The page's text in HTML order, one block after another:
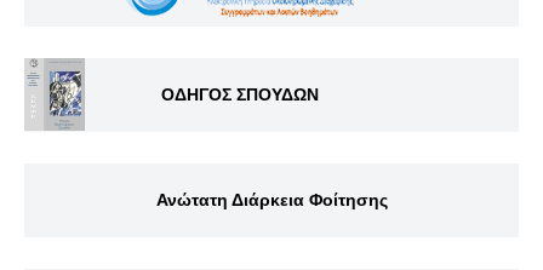
ΟΔΗΓΟΣ ΣΠΟΥΔΩΝ
Ανώτατη Διάρκεια Φοίτησης